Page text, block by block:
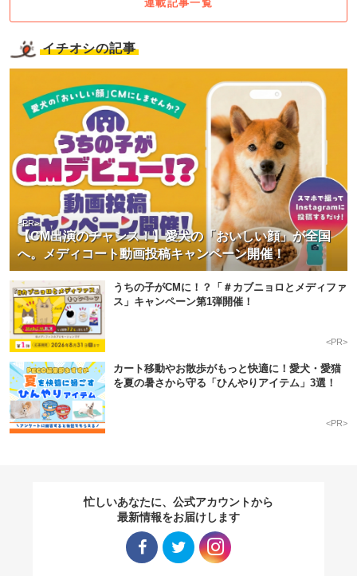
連載記事一覧
イチオシの記事
【CM出演のチャンス！】愛犬の「おいしい顔」が全国
へ。メディコート動画投稿キャンペーン開催！
<PR>
うちの子がCMに！？「＃カブニョロとメディファ
ス」キャンペーン第1弾開催！
<PR>
カート移動やお散歩がもっと快適に！愛犬・愛猫
を夏の暑さから守る「ひんやりアイテム」3選！
<PR>
忙しいあなたに、公式アカウントから
最新情報をお届けします